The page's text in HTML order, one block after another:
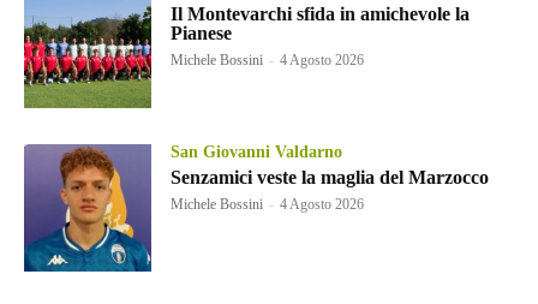
Il Montevarchi sfida in amichevole la
Pianese
Michele Bossini - 4 Agosto 2026
San Giovanni Valdarno
Senzamici veste la maglia del Marzocco
Michele Bossini - 4 Agosto 2026